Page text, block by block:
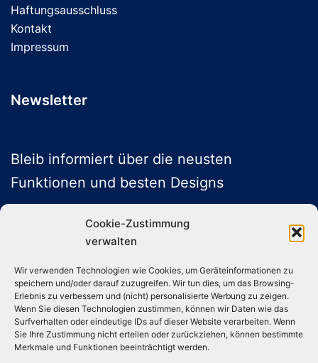
Cookie-Zustimmung
verwalten
Wir verwenden Technologien wie Cookies, um Geräteinformationen zu
speichern und/oder darauf zuzugreifen. Wir tun dies, um das Browsing-
Erlebnis zu verbessern und (nicht) personalisierte Werbung zu zeigen.
Wenn Sie diesen Technologien zustimmen, können wir Daten wie das
Surfverhalten oder eindeutige IDs auf dieser Website verarbeiten. Wenn
Sie Ihre Zustimmung nicht erteilen oder zurückziehen, können bestimmte
Merkmale und Funktionen beeinträchtigt werden.
Haftungsausschluss
Kontakt
Impressum
Newsletter
Bleib informiert über die neusten
Funktionen und besten Designs
ABONNIEREN
Folge uns auf Social Media